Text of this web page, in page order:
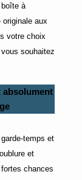
à
aux
votre choix
souhaitez
absolument
temps et
et
chances